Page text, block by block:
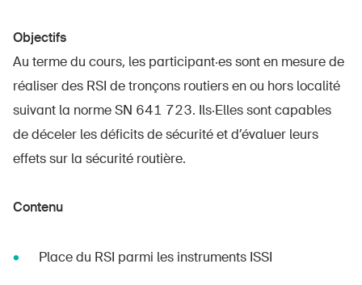
Objectifs
Au terme du cours, les participant·es sont en mesure de
réaliser des RSI de tronçons routiers en ou hors localité
suivant la norme SN 641 723. Ils·Elles sont capables
de déceler les déficits de sécurité et d’évaluer leurs
effets sur la sécurité routière.
Contenu
Place du RSI parmi les instruments ISSI